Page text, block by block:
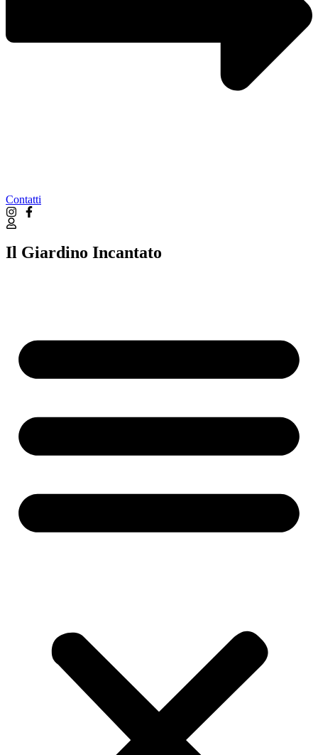
Contatti
Il Giardino Incantato